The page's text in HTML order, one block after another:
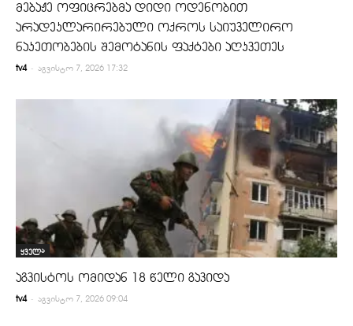
მებაჟე ოფიცრებმა დიდი ოდენობით
არადეკლარირებული ოქროს საიუველირო
ნაკეთობების შემოტანის ფაქტები აღკვეთეს
tv4 - აგვისტო 7, 2026 17:32
ყველა
აგვისტოს ომიდან 18 წელი გავიდა
tv4 - აგვისტო 7, 2026 09:04